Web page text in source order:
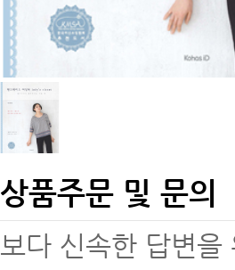
상품주문 및 문의
보다 신속한 답변